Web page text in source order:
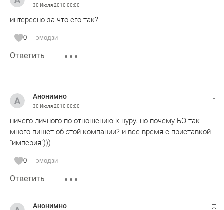
30 Июля 2010 00:00
интересно за что его так?
0 эмодзи
Ответить
Анонимно
30 Июля 2010 00:00
ничего личного по отношению к нуру. но почему БО так
много пишет об этой компании? и все время с приставкой
"империя")))
0 эмодзи
Ответить
Анонимно